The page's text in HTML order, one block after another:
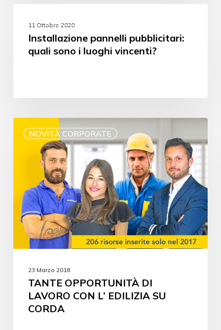
11 Ottobre 2020
Installazione pannelli pubblicitari:
quali sono i luoghi vincenti?
NOVITÀ CORPORATE
23 Marzo 2018
TANTE OPPORTUNITÀ DI
LAVORO CON L’ EDILIZIA SU
CORDA